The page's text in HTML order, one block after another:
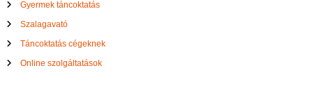
Gyermek táncoktatás
Szalagavató
Táncoktatás cégeknek
Online szolgáltatások